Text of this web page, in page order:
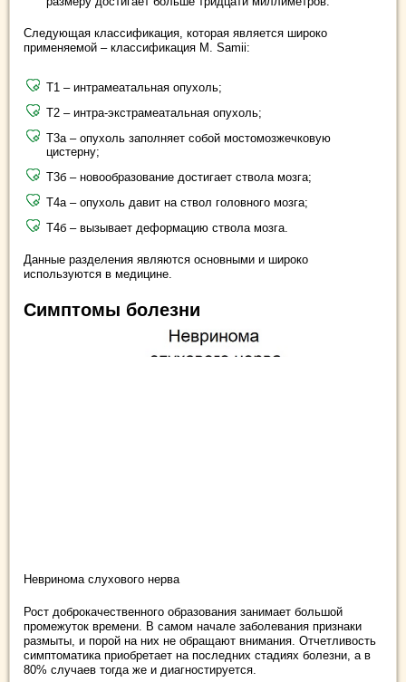
Следующая классификация, которая является широко
применяемой – классификация M. Samii:
Т1 – интрамеатальная опухоль;
Т2 – интра-экстрамеатальная опухоль;
Т3а – опухоль заполняет собой мостомозжечковую
цистерну;
Т3б – новообразование достигает ствола мозга;
Т4а – опухоль давит на ствол головного мозга;
Т4б – вызывает деформацию ствола мозга.
Данные разделения являются основными и широко
используются в медицине.
Симптомы болезни
Невринома слухового нерва
Рост доброкачественного образования занимает большой
промежуток времени. В самом начале заболевания признаки
размыты, и порой на них не обращают внимания. Отчетливость
симптоматика приобретает на последних стадиях болезни, а в
80% случаев тогда же и диагностируется.